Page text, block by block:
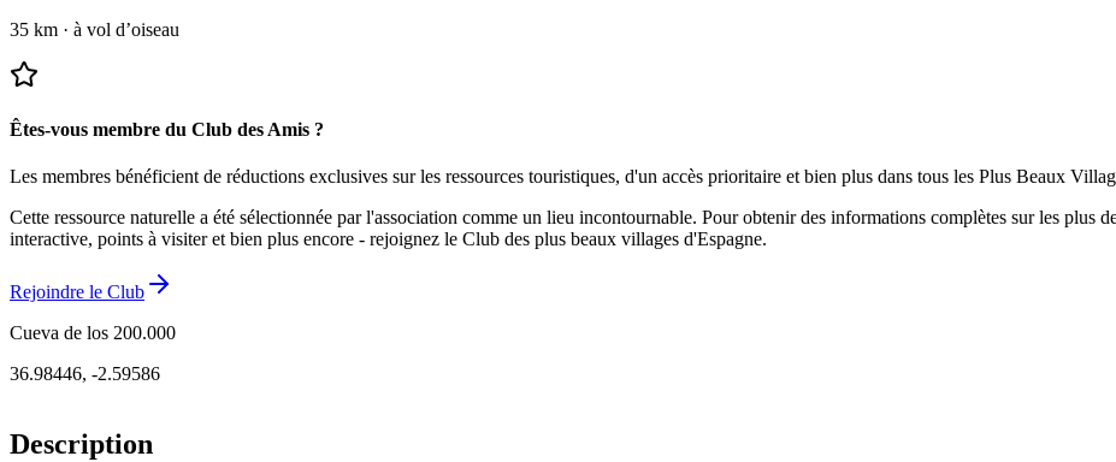
35 km · à vol d’oiseau
Êtes-vous membre du Club des Amis ?
Les membres bénéficient de réductions exclusives sur les ressources touristiques, d'un accès prioritaire et bien plus dans tous les Plus Beaux
Cette ressource naturelle a été sélectionnée par l'association comme un lieu incontournable. Pour obtenir des informations complètes sur les plus
interactive, points à visiter et bien plus encore - rejoignez le Club des plus beaux villages d'Espagne.
Rejoindre le Club
Cueva de los 200.000
36.98446, -2.59586
Description